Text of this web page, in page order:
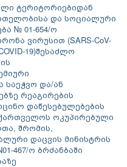
ტერიტორიებიდან
და სოციალური
№ 01-654/ო
ვირუსით (SARS-CoV-
19)შესაძლო
საეჭვო და/ან
რეაგირების
დაწესებულებების
ოკუპირებული
შრომის,
დაცვის მინისტრის
467/ო ბრძანბაში